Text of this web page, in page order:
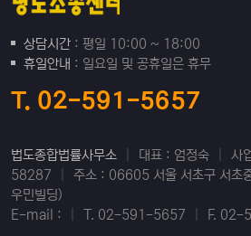
상담시간 : 평일 10:00 ~ 18:00
휴일안내 : 일요일 및 공휴일은 휴무
T. 02-591-5657
법도종합법률사무소 대표 : 엄정숙
사
58287
주소 : 06605 서울 서초구 서초
우민빌딩)
E-mail :
T. 02-591-5657 F. 02-